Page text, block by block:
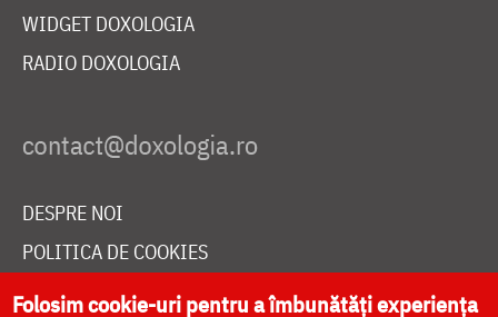
WIDGET DOXOLOGIA
RADIO DOXOLOGIA
DESPRE NOI
POLITICA DE COOKIES
DONEAZĂ ONLINE PENTRU CATEDRALA NAȚIONALĂ
Folosim cookie-uri pentru a îmbunătăți experiența